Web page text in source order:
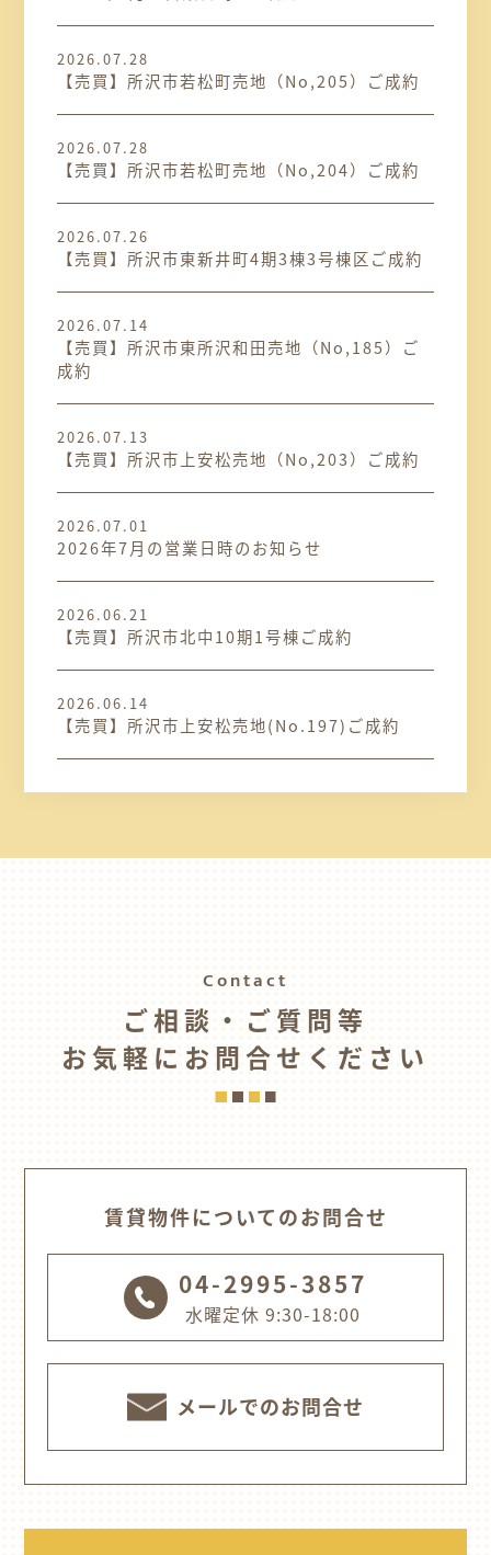
2026.07.28
【売買】所沢市若松町売地（No,205）ご成約
2026.07.28
【売買】所沢市若松町売地（No,204）ご成約
2026.07.26
【売買】所沢市東新井町4期3棟3号棟区ご成約
2026.07.14
【売買】所沢市東所沢和田売地（No,185）ご
成約
2026.07.13
【売買】所沢市上安松売地（No,203）ご成約
2026.07.01
2026年7月の営業日時のお知らせ
2026.06.21
【売買】所沢市北中10期1号棟ご成約
2026.06.14
【売買】所沢市上安松売地(No.197)ご成約
Contact
ご相談・ご質問等
お気軽にお問合せください
賃貸物件についてのお問合せ
04-2995-3857
水曜定休 9:30-18:00
メールでのお問合せ